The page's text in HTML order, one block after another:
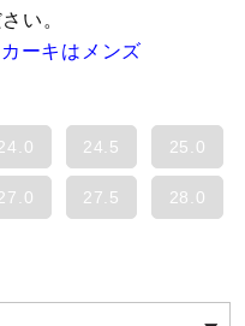
い。
ーキはメンズ
24.5 25.0
27.5 28.0